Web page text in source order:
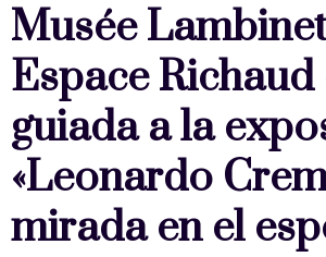
Musée
Espace
guiada a la
«Leonardo
mirada en el